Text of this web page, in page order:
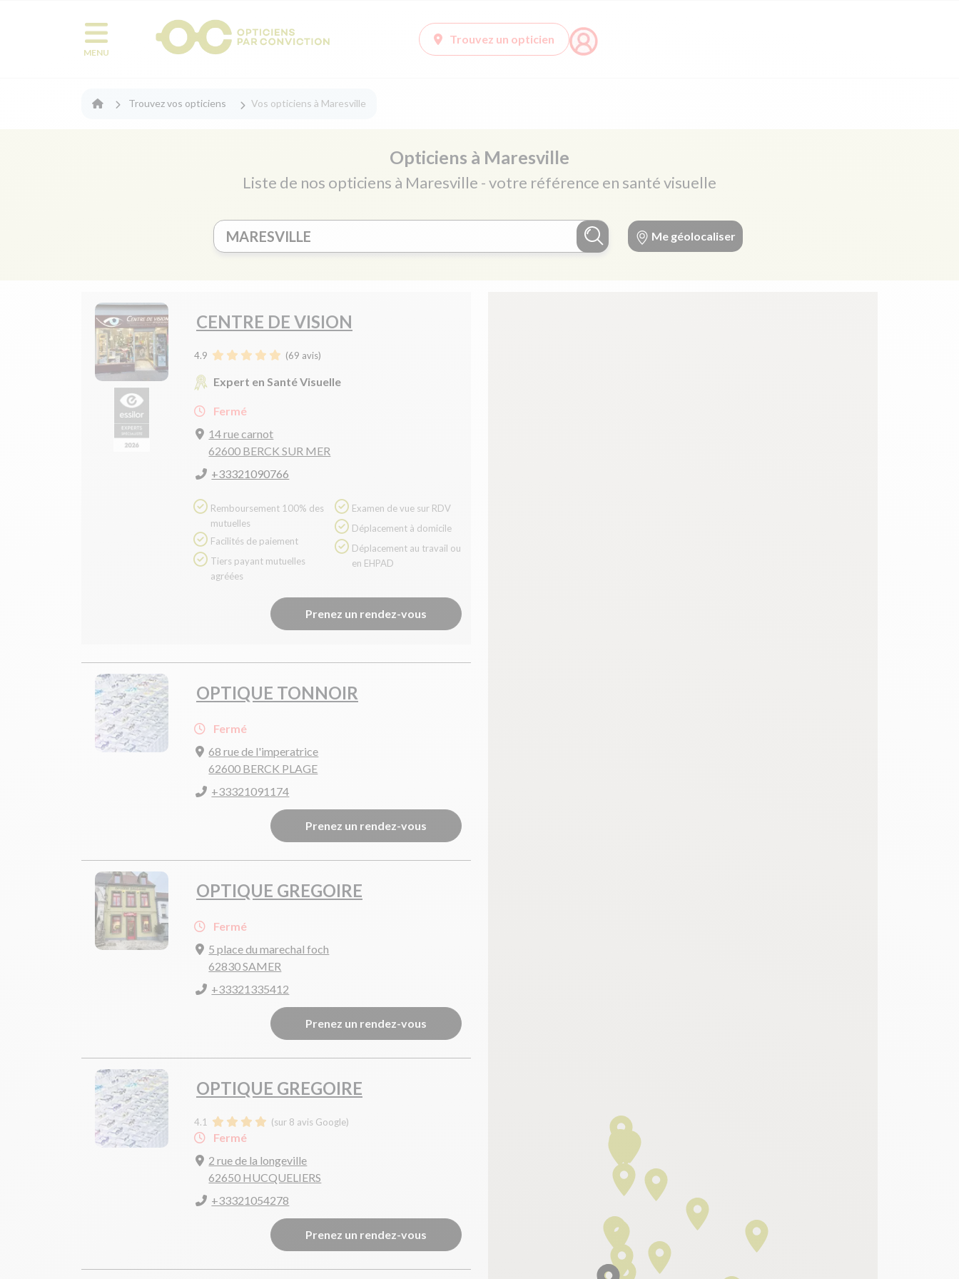
MENU
Trouvez un opticien
Trouvez vos opticiens Vos opticiens à Maresville
Opticiens à Maresville
Liste de nos opticiens à Maresville - votre référence en santé visuelle
Me géolocaliser
CENTRE DE VISION
4.9 (69 avis)
Expert en Santé Visuelle
Fermé
14 rue carnot
62600 BERCK SUR MER
+33321090766
mutuelles
Facilités de paiement
agréées
Examen de vue sur RDV
Déplacement à domicile
en EHPAD
Prenez un rendez-vous
OPTIQUE TONNOIR
Fermé
68 rue de l'imperatrice
62600 BERCK PLAGE
+33321091174
Prenez un rendez-vous
OPTIQUE GREGOIRE
Fermé
5 place du marechal foch
62830 SAMER
+33321335412
Prenez un rendez-vous
OPTIQUE GREGOIRE
4.1 (sur 8 avis Google)
Fermé
2 rue de la longeville
62650 HUCQUELIERS
+33321054278
Prenez un rendez-vous